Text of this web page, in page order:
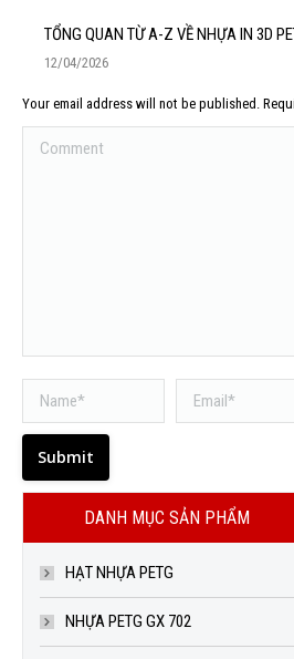
TỔNG QUAN TỪ A-Z VỀ NHỰA IN 3D
12/04/2026
Your email address will not be published.
Comment
Name * Email *
Submit
DANH MỤC SẢN PHẨM
HẠT NHỰA PETG
NHỰA PETG GX 702